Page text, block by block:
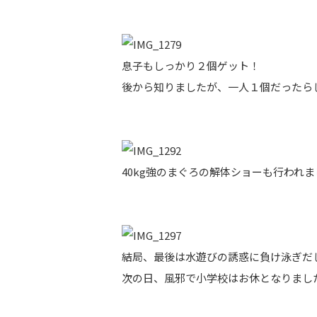
息子もしっかり２個ゲット！
後から知りましたが、一人１個だったら
40kg強のまぐろの解体ショーも行われま
結局、最後は水遊びの誘惑に負け泳ぎだ
次の日、風邪で小学校はお休となりまし